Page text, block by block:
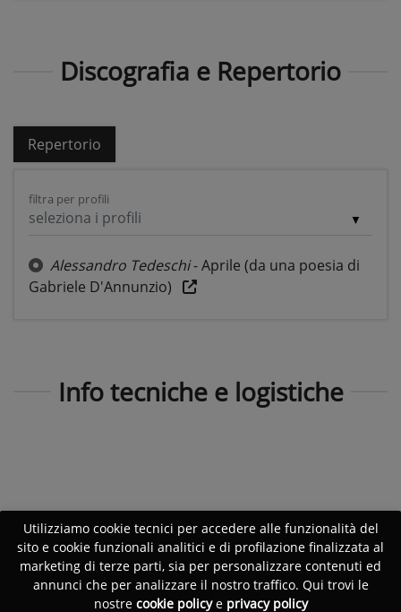
Discografia e Repertorio
Repertorio
filtra per profili
seleziona i profili
Alessandro Tedeschi- Aprile (da una poesia di
Gabriele D'Annunzio)
Info tecniche e logistiche
Utilizziamo cookie tecnici per accedere alle funzionalità del
sito e cookie funzionali analitici e di profilazione finalizzata al
marketing di terze parti, sia per personalizzare contenuti ed
annunci che per analizzare il nostro traffico. Qui trovi le
nostre cookie policye privacy policy